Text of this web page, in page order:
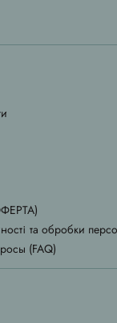
та обробки
(FAQ)